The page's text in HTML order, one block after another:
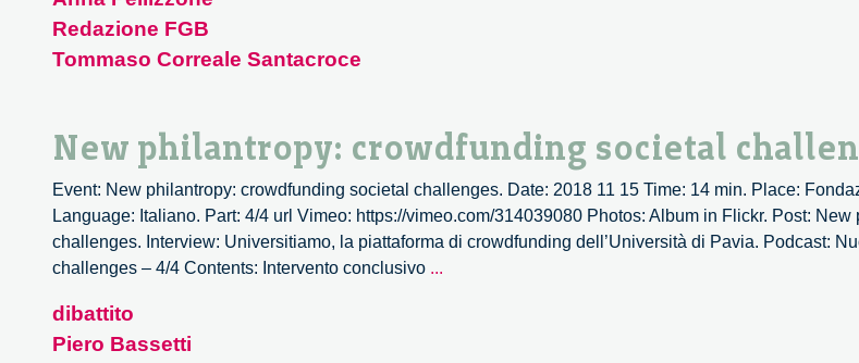
crowdfunding
societal
challenges
Redazione FGB
Tommaso Correale Santacroce
New philantropy: crowdfunding societal
Event: New philantropy: crowdfunding societal challenges. Date: 2018 11 15 Time: 14 min. Place:
Language: Italiano. Part: 4/4 url Vimeo: https://vimeo.com/314039080 Photos: Album in Flickr. Post:
challenges. Interview: Universitiamo, la piattaforma di crowdfunding dell’Università di Pavia. Podcast:
challenges – 4/4 Contents: Intervento conclusivo ...
dibattito
Piero Bassetti